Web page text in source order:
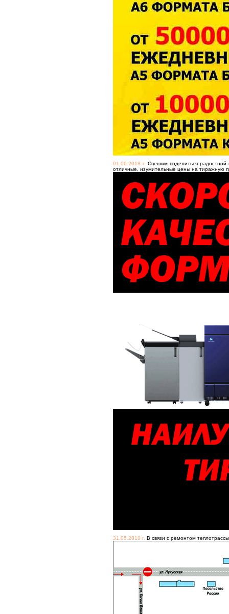
01.06.2018 г. Спешим поделиться
отличные, изумительные цены на тиражную
31.05.2018 г. В связи с ремонтом